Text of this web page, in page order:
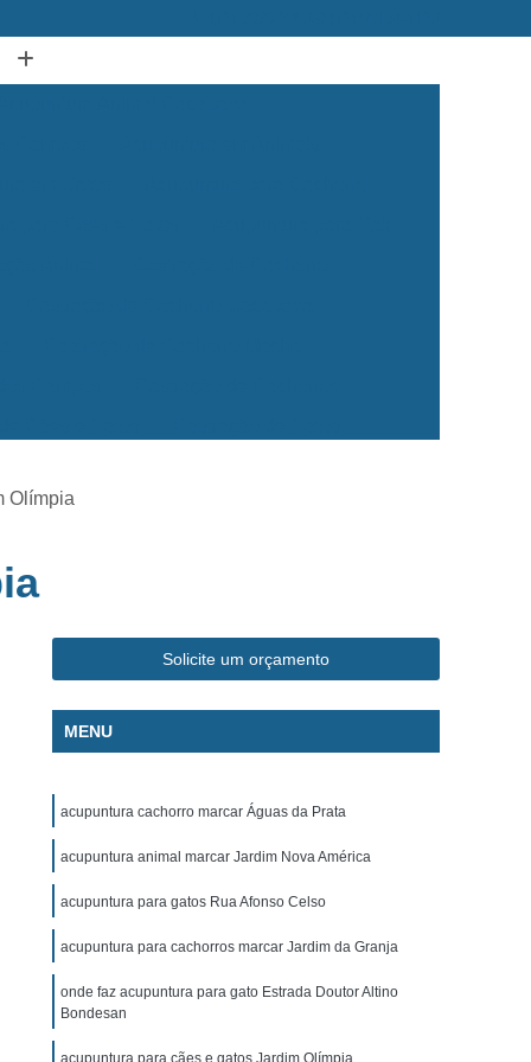
Clínica Veterinária para Cães e Gatos
Veterinária Popular São José dos Campos
Exame de Eletrocardiograma em Cachorro
Exame de Eletrocardiograma em Gatos
Exame de Eletrocardiograma para Cachorro
para Cachorro Caçapava
Cachorro São José dos Campos
para Cachorros e Gatos
Exame de Eletrocardiograma para Gatos
Exame de Raio X para Animais
Exame de Raio X para Gatos
Exame de Ultrassom Abdominal para Cachorro
Olímpia
Solicite um orçamento
MENU
acupuntura cachorro marcar Águas da Prata
acupuntura animal marcar Jardim Nova América
acupuntura para gatos Rua Afonso Celso
acupuntura para cachorros marcar Jardim da Granja
onde faz acupuntura para gato Estrada Doutor Altino
Bondesan
acupuntura para cães e gatos Jardim Olímpia